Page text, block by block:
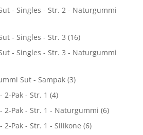
- Singles - Str. 2 - Naturgummi
- Singles - Str. 3 (16)
- Singles - Str. 3 - Naturgummi
Sut - Sampak (3)
2-Pak - Str. 1 (4)
2-Pak - Str. 1 - Naturgummi (6)
2-Pak - Str. 1 - Silikone (6)